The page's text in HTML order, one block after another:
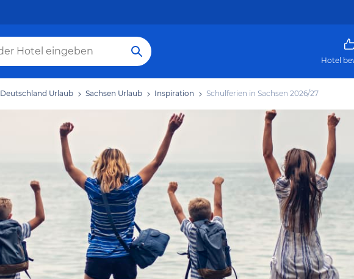
Hotel
Deutschland Urlaub Sachsen Urlaub Inspiration Schulferien in Sachsen 2026/27